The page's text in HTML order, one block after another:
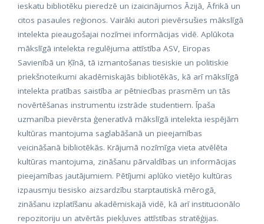
ieskatu bibliotēku pieredzē un izaicinājumos Āzijā, Āfrikā un
citos pasaules reģionos. Vairāki autori pievērsušies mākslīgā
intelekta pieaugošajai nozīmei informācijas vidē. Aplūkota
mākslīgā intelekta regulējuma attīstība ASV, Eiropas
Savienībā un Ķīnā, tā izmantošanas tiesiskie un politiskie
priekšnoteikumi akadēmiskajās bibliotēkās, kā arī mākslīgā
intelekta pratības saistība ar pētniecības prasmēm un tās
novērtēšanas instrumentu izstrāde studentiem. Īpaša
uzmanība pievērsta ģeneratīvā mākslīgā intelekta iespējām
kultūras mantojuma saglabāšanā un pieejamības
veicināšanā bibliotēkās. Krājumā nozīmīga vieta atvēlēta
kultūras mantojuma, zināšanu pārvaldības un informācijas
pieejamības jautājumiem. Pētījumi aplūko vietējo kultūras
izpausmju tiesisko aizsardzību starptautiskā mērogā,
zināšanu izplatīšanu akadēmiskajā vidē, kā arī institucionālo
repozitoriju un atvērtās piekļuves attīstības stratēģijas.